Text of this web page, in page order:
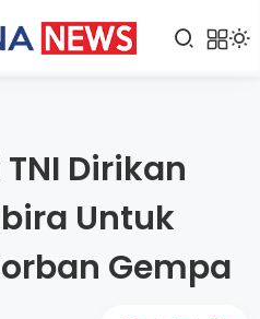
Dirikan
Untuk
Gempa